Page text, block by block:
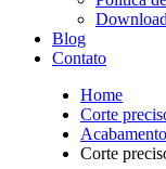
Blog
Contato
Home
Corte
Corte